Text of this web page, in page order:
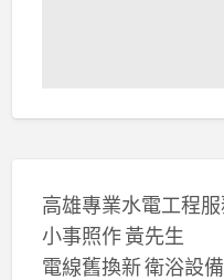
高雄專業水電工程
小事照作 黃先生
電線舊換新 衛浴設